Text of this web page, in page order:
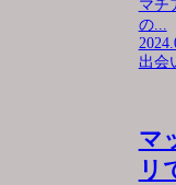
マチ
の...
出会
マ
リ